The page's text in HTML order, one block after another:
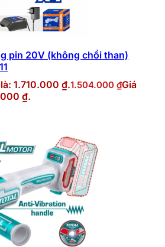
pin 20V (không chổi than)
1.710.000 ₫.1.504.000 ₫Giá
₫.